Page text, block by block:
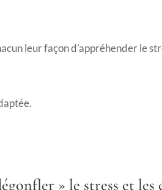
leur façon d’appréhender le
» le stress et les